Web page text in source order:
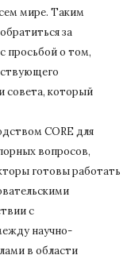
мире. Таким
за
просьбой о том,
совета, который
CORE для
вопросов,
готовыработать
с
научно-
в области